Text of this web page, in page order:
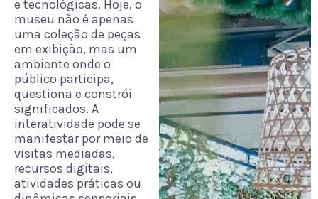
e tecnológicas. Hoje, o
museu não é apenas
uma coleção de peças
em exibição, mas um
ambiente onde o
público participa,
questiona e constrói
significados. A
interatividade pode se
manifestar por meio de
visitas mediadas,
recursos digitais,
atividades práticas ou